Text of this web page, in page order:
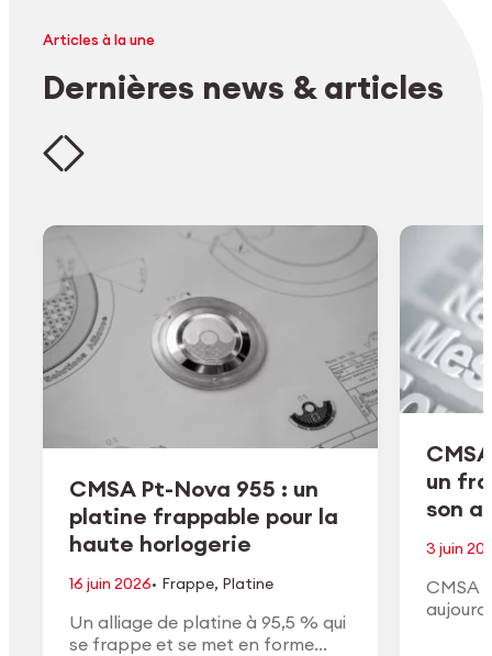
Articles à la une
Dernières news & articles
CMSA Pt-Nova 955 : un
platine frappable pour la
haute horlogerie
16 juin 2026· Frappe, Platine
Un alliage de platine à 95,5 % qui
se frappe et se met en forme
un
son
3 juin
CMSA